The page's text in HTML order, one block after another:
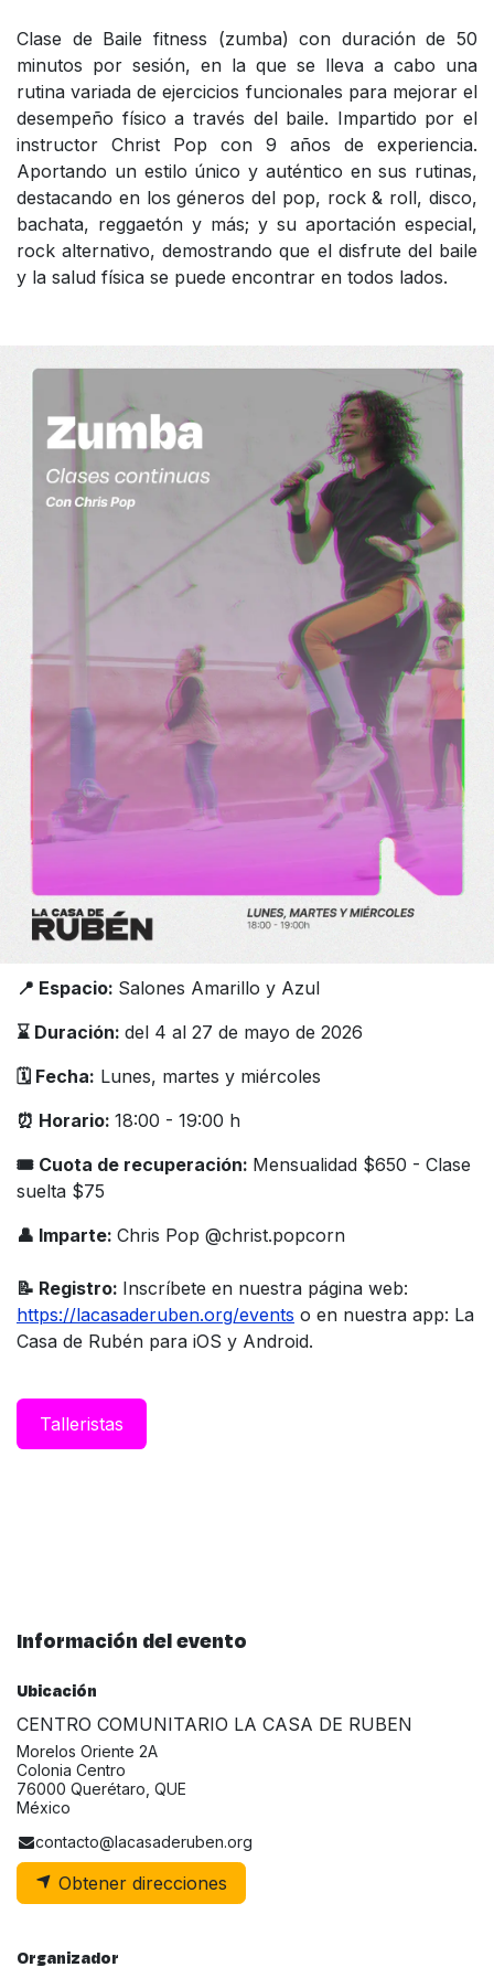
Clase de Baile fitness (zumba) con duración de 50
minutos por sesión, en la que se lleva a cabo una
rutina variada de ejercicios funcionales para mejorar el
desempeño físico a través del baile. Impartido por el
instructor Christ Pop con 9 años de experiencia.
Aportando un estilo único y auténtico en sus rutinas,
destacando en los géneros del pop, rock & roll, disco,
bachata, reggaetón y más; y su aportación especial,
rock alternativo, demostrando que el disfrute del baile
y la salud física se puede encontrar en todos lados.
📍 Espacio: Salones Amarillo y Azul
⌛️ Duración: del 4 al 27 de mayo de 2026
🗓️ Fecha: Lunes, martes y miércoles
⏰ Horario: 18:00 - 19:00 h
🎟 Cuota de recuperación: Mensualidad $650 - Clase
suelta $75
👤 Imparte: Chris Pop @christ.popcorn
📝 Registro: Inscríbete en nuestra página web:
https://lacasaderuben.org/events o en nuestra app: La
Casa de Rubén para iOS y Android.
Taller​istas
Información del evento
Ubicación
CENTRO COMUNITARIO LA CASA DE RUBEN
Morelos Oriente 2A
Colonia Centro
76000 Querétaro, QUE
México
contacto@lacasaderuben.org
Obtener direcciones
Organizador